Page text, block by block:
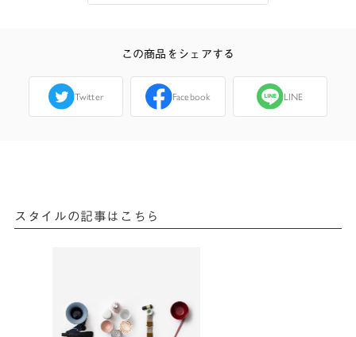
この商品をシェアする
Twitter Facebook LINE